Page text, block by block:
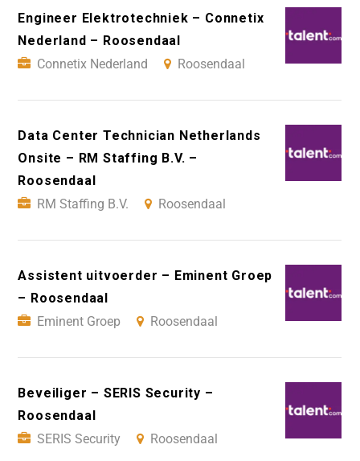
Engineer Elektrotechniek – Connetix
Nederland – Roosendaal
Connetix Nederland
Roosendaal
Data Center Technician Netherlands
Onsite – RM Staffing B.V. –
Roosendaal
RM Staffing B.V.
Roosendaal
Assistent uitvoerder – Eminent Groep
– Roosendaal
Eminent Groep
Roosendaal
Beveiliger – SERIS Security –
Roosendaal
SERIS Security
Roosendaal